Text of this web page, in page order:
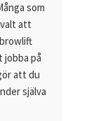
som
att
på
att du
själva